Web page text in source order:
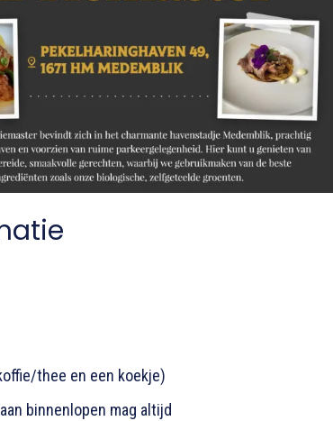
thee en een koekje)
binnenlopen mag altijd